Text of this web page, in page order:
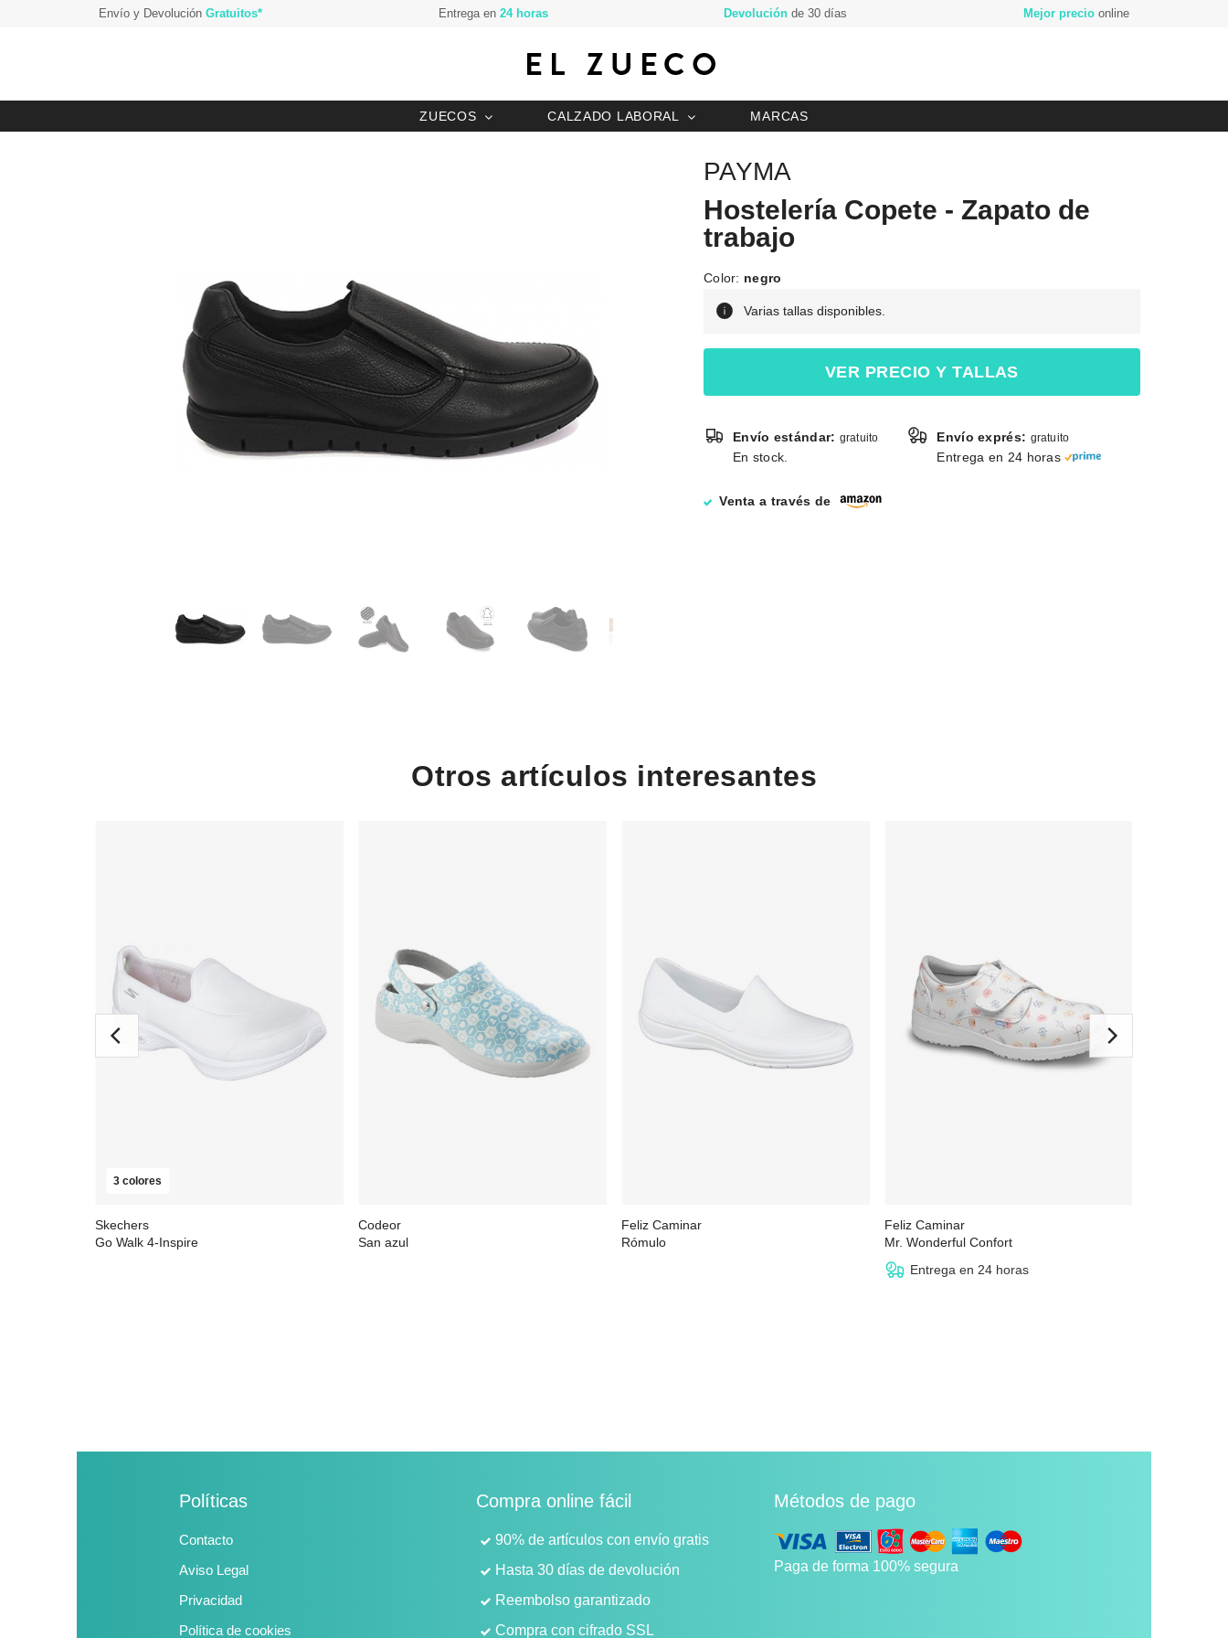
Envío y Devolución Gratuitos* Entrega en 24 horas Devolución de 30 días Mejor precioonline
ZUECOS CALZADO LABORAL MARCAS
PAYMA
Hostelería Copete - Zapato de
trabajo
Color: negro
Varias tallas disponibles.
VER PRECIO Y TALLAS
Envío estándar: gratuito
En stock.
Envío exprés: gratuito
Entrega en 24 horas
Venta a través de
Otros artículos interesantes
3 colores
Skechers
Go Walk 4-Inspire
Codeor
San azul
Feliz Caminar
Rómulo
Feliz Caminar
Mr. Wonderful Confort
51,96 €Entrega en 24 horas
Políticas
Contacto
Aviso Legal
Privacidad
Política de cookies
Compra online fácil
90% de artículos con envío gratis
Hasta 30 días de devolución
Reembolso garantizado
Compra con cifrado SSL
Métodos de pago
Paga de forma 100% segura